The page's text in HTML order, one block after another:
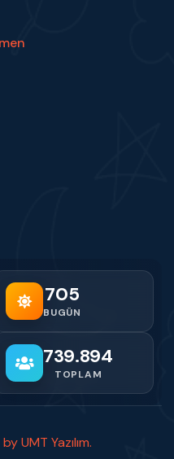
705
BUGÜN
739.894
TOPLAM
by UMT Yazılım.